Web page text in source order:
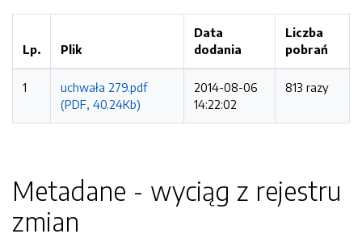
Lp. Plik
Data
dodania
Liczba
pobrań
1
uchwała 279.pdf
(PDF, 40.24Kb)
2014-08-06
14:22:02
813 razy
Metadane - wyciąg z rejestru
zmian